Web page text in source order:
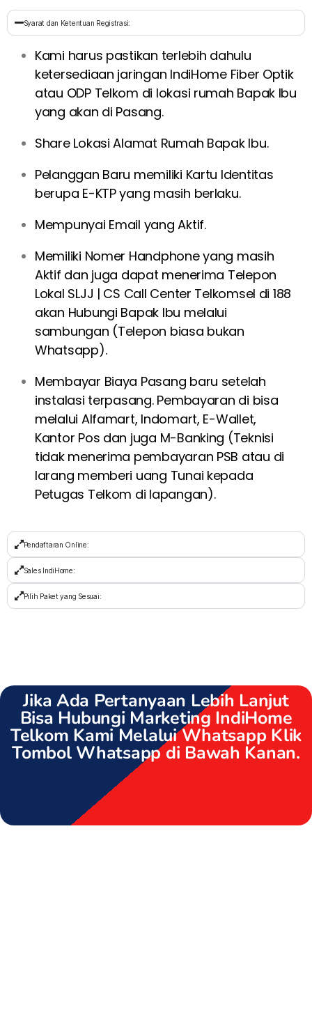
Syarat dan Ketentuan Registrasi:
Kami harus pastikan terlebih dahulu
ketersediaan jaringan IndiHome Fiber Optik
atau ODP Telkom di lokasi rumah Bapak Ibu
yang akan di Pasang.
Share Lokasi Alamat Rumah Bapak Ibu.
Pelanggan Baru memiliki Kartu Identitas
berupa E-KTP yang masih berlaku.
Mempunyai Email yang Aktif.
Memiliki Nomer Handphone yang masih
Aktif dan juga dapat menerima Telepon
Lokal SLJJ | CS Call Center Telkomsel di 188
akan Hubungi Bapak Ibu melalui
sambungan (Telepon biasa bukan
Whatsapp).
Membayar Biaya Pasang baru setelah
instalasi terpasang. Pembayaran di bisa
melalui Alfamart, Indomart, E-Wallet,
Kantor Pos dan juga M-Banking (Teknisi
tidak menerima pembayaran PSB atau di
larang memberi uang Tunai kepada
Petugas Telkom di lapangan).
Pendaftaran Online:
Sales IndiHome:
Pilih Paket yang Sesuai:
Jika Ada Pertanyaan Lebih Lanjut
Bisa Hubungi Marketing IndiHome
Telkom Kami Melalui Whatsapp Klik
Tombol Whatsapp di Bawah Kanan.